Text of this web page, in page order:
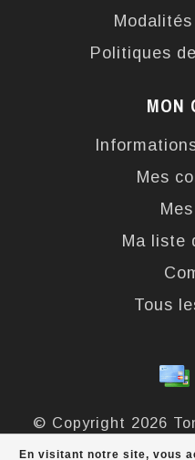
En visitant notre site, vous
Politiques
MON
Mes
Ma liste
Tous
© Copyright 2026
bottes et chaussures